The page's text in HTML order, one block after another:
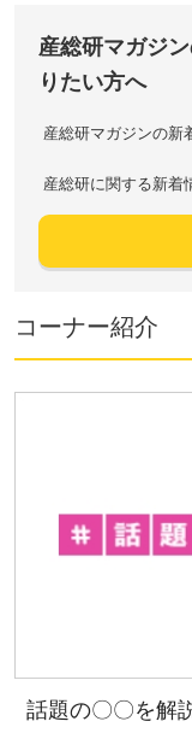
産総研マガジ
りたい方へ
産総研マガジンの新
産総研に関する新着
コーナー紹介
話題の〇〇を解